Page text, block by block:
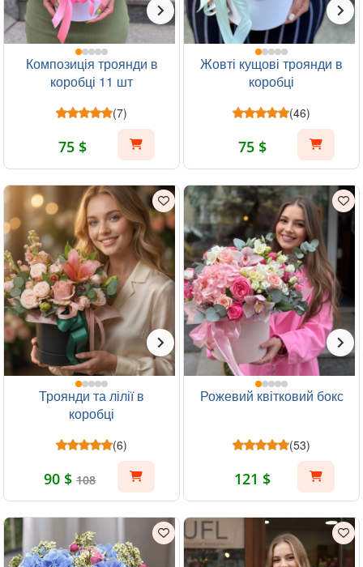
Композиція троянди в
коробці 11 шт
(7)
75 $
Жовті кущові троянди в
коробці
(46)
75 $
Троянди та лілії в
коробці
(6)
90 $ 108
Рожевий квітковий бокс
(53)
121 $